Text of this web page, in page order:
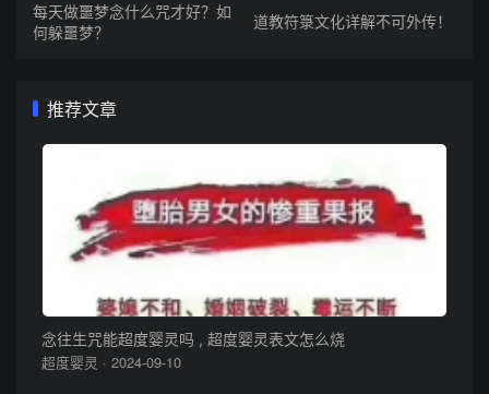
每天做噩梦念什么咒才好？如
何躲噩梦？
道教符箓文化详解不可外传！
推荐文章
念往生咒能超度婴灵吗 , 超度婴灵表文怎么烧
超度婴灵 · 2024-09-10